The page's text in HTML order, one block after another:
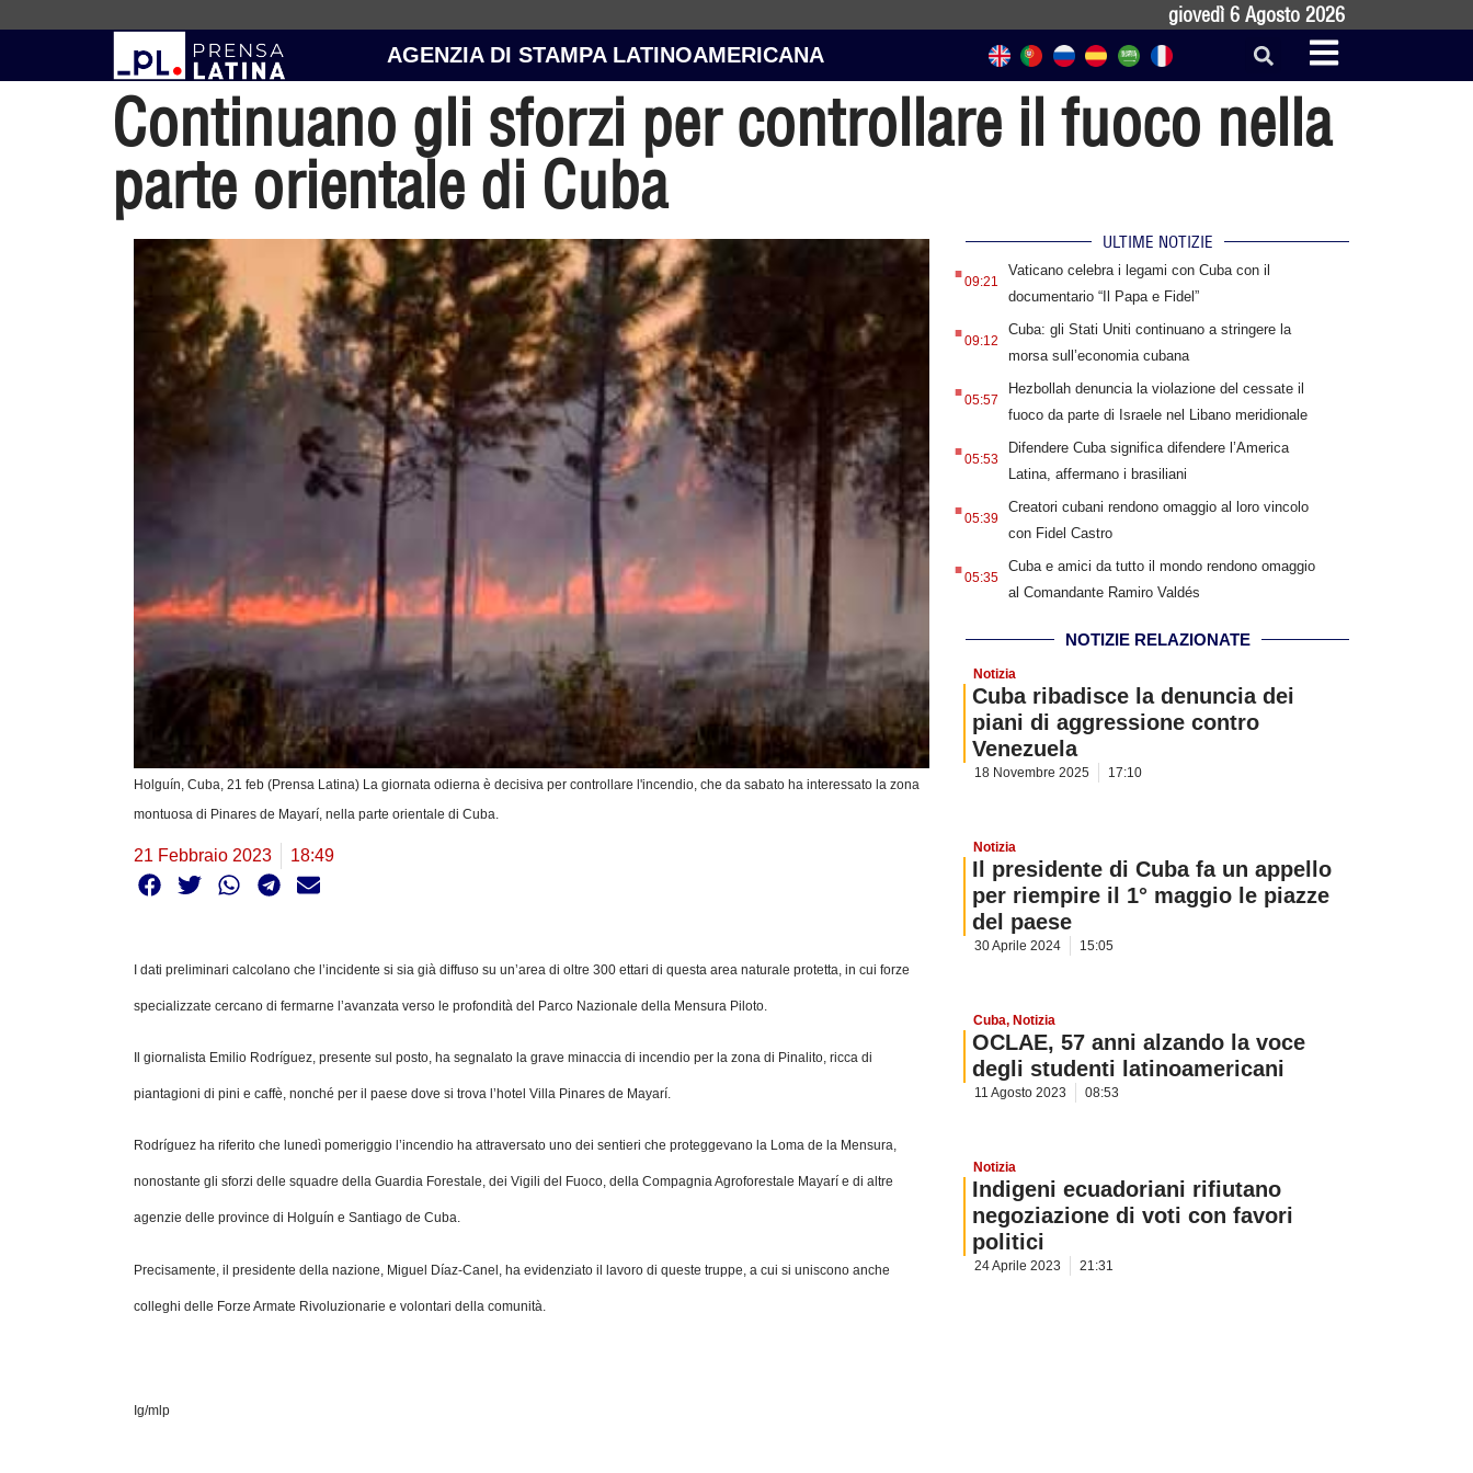
giovedì 6 Agosto 2026
AGENZIA DI STAMPA LATINOAMERICANA
Continuano gli sforzi per controllare il fuoco nella
parte orientale di Cuba
Holguín, Cuba, 21 feb (Prensa Latina) La giornata odierna è decisiva per controllare l'incendio, che da sabato ha interessato la zona
montuosa di Pinares de Mayarí, nella parte orientale di Cuba.
21 Febbraio 2023 18:49
I dati preliminari calcolano che l’incidente si sia già diffuso su un’area di oltre 300 ettari di questa area naturale protetta, in cui forze
specializzate cercano di fermarne l’avanzata verso le profondità del Parco Nazionale della Mensura Piloto.
Il giornalista Emilio Rodríguez, presente sul posto, ha segnalato la grave minaccia di incendio per la zona di Pinalito, ricca di
piantagioni di pini e caffè, nonché per il paese dove si trova l’hotel Villa Pinares de Mayarí.
Rodríguez ha riferito che lunedì pomeriggio l’incendio ha attraversato uno dei sentieri che proteggevano la Loma de la Mensura,
nonostante gli sforzi delle squadre della Guardia Forestale, dei Vigili del Fuoco, della Compagnia Agroforestale Mayarí e di altre
agenzie delle province di Holguín e Santiago de Cuba.
Precisamente, il presidente della nazione, Miguel Díaz-Canel, ha evidenziato il lavoro di queste truppe, a cui si uniscono anche
colleghi delle Forze Armate Rivoluzionarie e volontari della comunità.
Ig/mlp
ULTIME NOTIZIE
.09:21
Vaticano celebra i legami con Cuba con il
documentario “Il Papa e Fidel”
.09:12
Cuba: gli Stati Uniti continuano a stringere la
morsa sull’economia cubana
.05:57
Hezbollah denuncia la violazione del cessate il
fuoco da parte di Israele nel Libano meridionale
.05:53
Difendere Cuba significa difendere l’America
Latina, affermano i brasiliani
.05:39
Creatori cubani rendono omaggio al loro vincolo
con Fidel Castro
.05:35
Cuba e amici da tutto il mondo rendono omaggio
al Comandante Ramiro Valdés
NOTIZIE RELAZIONATE
Notizia
Cuba ribadisce la denuncia dei
piani di aggressione contro
Venezuela
18 Novembre 2025 17:10
Notizia
Il presidente di Cuba fa un appello
per riempire il 1° maggio le piazze
del paese
30 Aprile 2024 15:05
Cuba, Notizia
OCLAE, 57 anni alzando la voce
degli studenti latinoamericani
11 Agosto 2023 08:53
Notizia
Indigeni ecuadoriani rifiutano
negoziazione di voti con favori
politici
24 Aprile 2023 21:31